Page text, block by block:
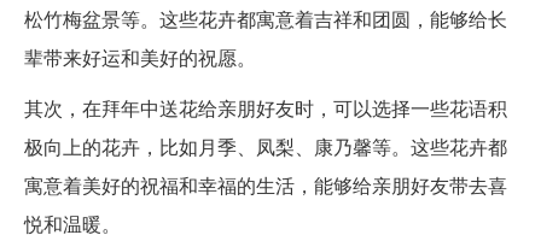
松竹梅盆景等。这些花卉都寓意着吉祥和团圆，能够给长
辈带来好运和美好的祝愿。
其次，在拜年中送花给亲朋好友时，可以选择一些花语积
极向上的花卉，比如月季、凤梨、康乃馨等。这些花卉都
寓意着美好的祝福和幸福的生活，能够给亲朋好友带去喜
悦和温暖。